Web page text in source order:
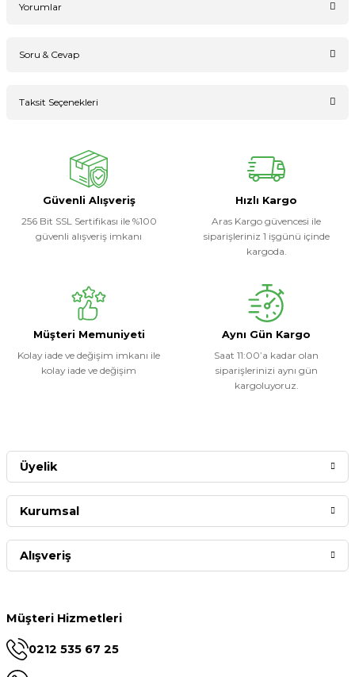
Yorumlar
Soru & Cevap
Taksit Seçenekleri
Güvenli Alışveriş
256 Bit SSL Sertifikası ile %100
güvenli alışveriş imkanı
Hızlı Kargo
Aras Kargo güvencesi ile
siparişleriniz 1 işgünü içinde
kargoda.
Müşteri Memuniyeti
Kolay iade ve değişim imkanı ile
kolay iade ve değişim
Aynı Gün Kargo
Saat 11:00’a kadar olan
siparişlerinizi aynı gün
kargoluyoruz.
Müşteri Hizmetleri
0212 535 67 25
Üyelik
Kurumsal
Alışveriş